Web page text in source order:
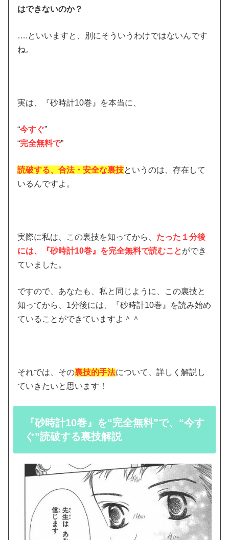
はできないのか？
….といいますと、別にそういうわけではないんです
ね。
実は、『砂時計10巻』を本当に、
“今すぐ”
“完全無料で”
読破する、合法・安全な裏技というのは、存在して
いるんですよ。
実際に私は、この裏技を知ってから、 たった１分後
には、『砂時計10巻』を完全無料で読むことができ
ていました。
ですので、あなたも、私と同じように、この裏技と
知ってから、1分後には、『砂時計10巻』を読み始め
ていることができていますよ＾＾
それでは、その裏技的手法について、詳しく解説し
ていきたいと思います！
『砂時計10巻』を“完全無料”で、“今す
ぐ”読破する裏技解説